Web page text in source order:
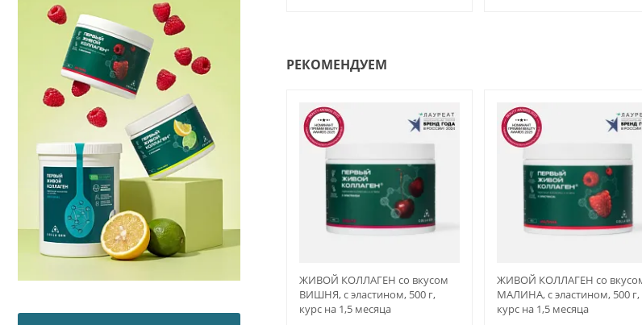
РЕКОМЕНДУЕМ
ЖИВОЙ КОЛЛАГЕН со вкусом
ВИШНЯ, с эластином, 500 г,
курс на 1,5 месяца
ЖИВОЙ КОЛЛАГЕН со
МАЛИНА, с эластином, 500 г,
курс на 1,5 месяца